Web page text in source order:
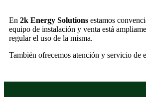
En 2k Energy Solutions estamos
equipo de instalación y venta está
regular el uso de la misma.
También ofrecemos atención y servicio de